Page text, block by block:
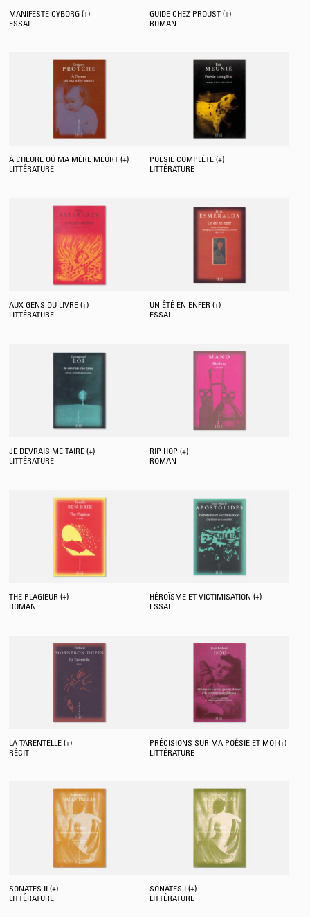
MANIFESTE CYBORG (+)
ESSAI
GUIDE CHEZ PROUST (+)
ROMAN
À L’HEURE OÙ MA MÈRE MEURT (+)
LITTÉRATURE
POÉSIE COMPLÈTE (+)
LITTÉRATURE
AUX GENS DU LIVRE (+)
LITTÉRATURE
UN ÉTÉ EN ENFER (+)
ESSAI
JE DEVRAIS ME TAIRE (+)
LITTÉRATURE
RIP HOP (+)
ROMAN
THE PLAGIEUR (+)
ROMAN
HÉROÏSME ET VICTIMISATION (+)
ESSAI
LA TARENTELLE (+)
RÉCIT
PRÉCISIONS SUR MA POÉSIE ET MOI (+)
LITTÉRATURE
SONATES II (+)
LITTÉRATURE
SONATES I (+)
LITTÉRATURE